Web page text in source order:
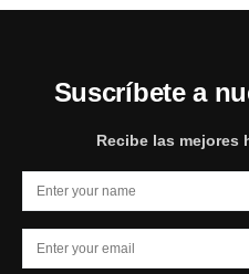
Suscríbete a
Recibe las mejores